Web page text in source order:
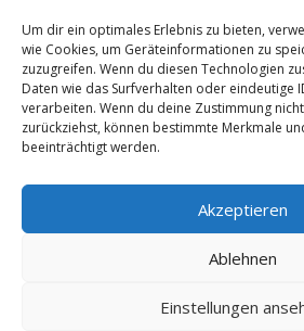
Um dir ein optimales Erlebnis zu bieten,
wie Cookies, um Geräteinformationen zu
zuzugreifen. Wenn du diesen Technologien
Daten wie das Surfverhalten oder eindeutige
verarbeiten. Wenn du deine Zustimmung
zurückziehst, können bestimmte Merkmale
beeinträchtigt werden.
Akzeptieren
Ablehnen
Einstellungen
16.2.21
15.2.21
Februar 2021
Copyright 2020